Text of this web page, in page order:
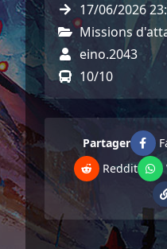
17/06/2026
Missions
eino.2043
10/10
Partager
Reddit